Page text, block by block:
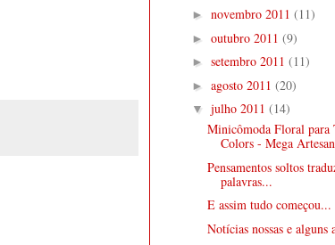
► novembro 2011 (11)
► outubro 2011 (9)
► setembro 2011 (11)
► agosto 2011 (20)
▼ julho 2011 (14)
Minicômoda Floral para
Colors - Mega
Pensamentos soltos
palavras...
E assim tudo começou...
Notícias nossas e alguns